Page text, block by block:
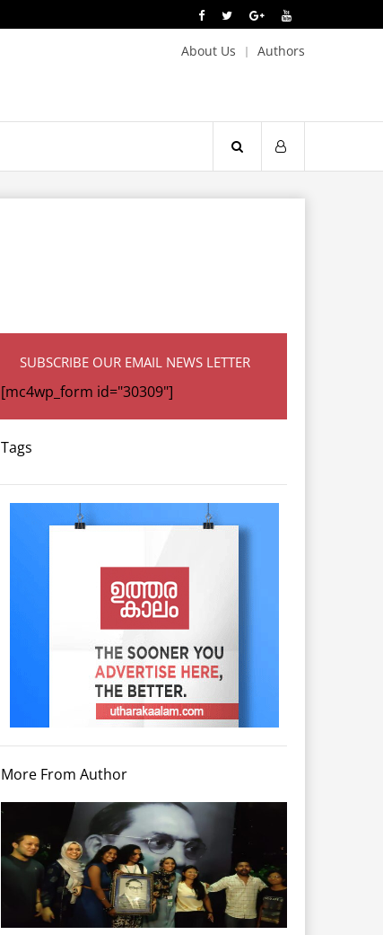
About Us Authors
SUBSCRIBE OUR EMAIL NEWS LETTER
[mc4wp_form id="30309"]
Tags
More From Author